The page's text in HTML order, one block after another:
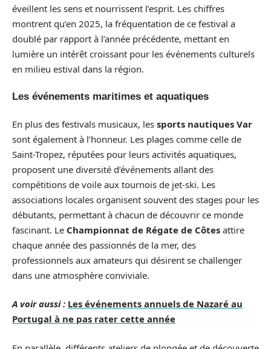
éveillent les sens et nourrissent l’esprit. Les chiffres
montrent qu’en 2025, la fréquentation de ce festival a
doublé par rapport à l’année précédente, mettant en
lumière un intérêt croissant pour les événements culturels
en milieu estival dans la région.
Les événements maritimes et aquatiques
En plus des festivals musicaux, les sports nautiques Var
sont également à l’honneur. Les plages comme celle de
Saint-Tropez, réputées pour leurs activités aquatiques,
proposent une diversité d’événements allant des
compétitions de voile aux tournois de jet-ski. Les
associations locales organisent souvent des stages pour les
débutants, permettant à chacun de découvrir ce monde
fascinant. Le Championnat de Régate de Côtes attire
chaque année des passionnés de la mer, des
professionnels aux amateurs qui désirent se challenger
dans une atmosphère conviviale.
A voir aussi : Les événements annuels de Nazaré au
Portugal à ne pas rater cette année